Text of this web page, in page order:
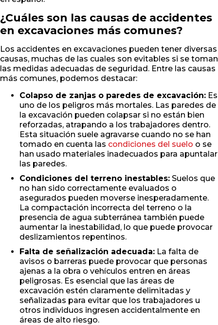
¿Cuáles son las causas de accidentes
en excavaciones más comunes?
Los accidentes en excavaciones pueden tener diversas
causas, muchas de las cuales son evitables si se toman
las medidas adecuadas de seguridad. Entre las causas
más comunes, podemos destacar:
Colapso de zanjas o paredes de excavación: Es
uno de los peligros más mortales. Las paredes de
la excavación pueden colapsar si no están bien
reforzadas, atrapando a los trabajadores dentro.
Esta situación suele agravarse cuando no se han
tomado en cuenta las condiciones del suelo o se
han usado materiales inadecuados para apuntalar
las paredes.
Condiciones del terreno inestables: Suelos que
no han sido correctamente evaluados o
asegurados pueden moverse inesperadamente.
La compactación incorrecta del terreno o la
presencia de agua subterránea también puede
aumentar la inestabilidad, lo que puede provocar
deslizamientos repentinos.
Falta de señalización adecuada: La falta de
avisos o barreras puede provocar que personas
ajenas a la obra o vehículos entren en áreas
peligrosas. Es esencial que las áreas de
excavación estén claramente delimitadas y
señalizadas para evitar que los trabajadores u
otros individuos ingresen accidentalmente en
áreas de alto riesgo.